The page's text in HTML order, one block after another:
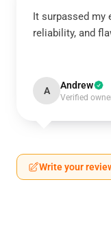
It surpassed my
reliability, and
A Andrew
Verified
Write your